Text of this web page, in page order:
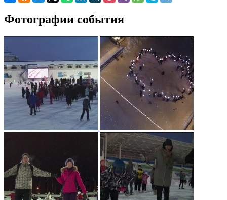
Фотографии события